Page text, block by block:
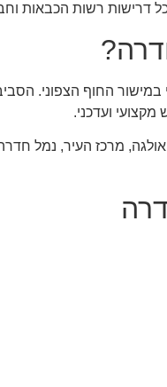
דרישות רשות הכבאות
אזור פעילות מרכזי
ועדכני.
אולגה, מרכז העיר, נמל